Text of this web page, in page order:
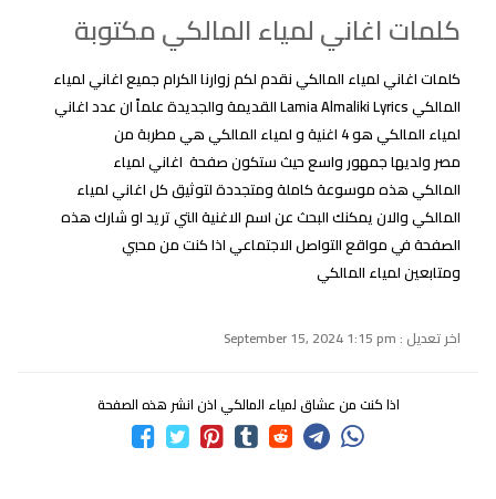
كلمات اغاني لمياء المالكي مكتوبة
كلمات اغاني لمياء المالكي نقدم لكم زوارنا الكرام جميع اغاني لمياء
المالكي Lamia Almaliki Lyrics القديمة والجديدة علماً ان عدد اغاني
لمياء المالكي هو 4 اغنية و لمياء المالكي هي مطربة من
مصر ولديها جمهور واسع حيث ستكون صفحة اغاني لمياء
المالكي هذه موسوعة كاملة ومتجددة لتوثيق كل اغاني لمياء
المالكي والان يمكنك البحث عن اسم الاغنية التي تريد او شارك هذه
الصفحة في مواقع التواصل الاجتماعي اذا كنت من محبي
ومتابعين لمياء المالكي
اخر تعديل : September 15, 2024 1:15 pm
اذا كنت من عشاق لمياء المالكي اذن انشر هذه الصفحة